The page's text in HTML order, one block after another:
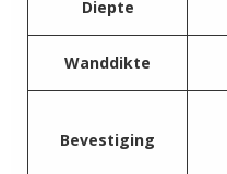
Diepte
Wanddikte
Bevestiging